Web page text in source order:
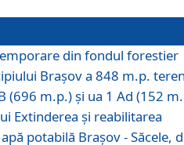
din fondul forestier
Braşov a 848 m.p.
(696 m.p.) şi ua 1 Ad (152
Extinderea şi reabilitarea
potabilă Braşov - Săcele,